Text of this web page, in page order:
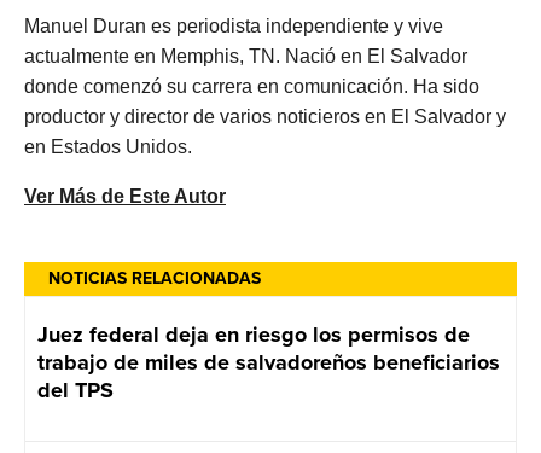
NOTICIAS RELACIONADAS
Juez federal deja en riesgo los permisos de
trabajo de miles de salvadoreños beneficiarios
del TPS
Manuel Duran es periodista independiente y vive
actualmente en Memphis, TN. Nació en El Salvador
donde comenzó su carrera en comunicación. Ha sido
productor y director de varios noticieros en El Salvador y
en Estados Unidos.
Ver Más de Este Autor